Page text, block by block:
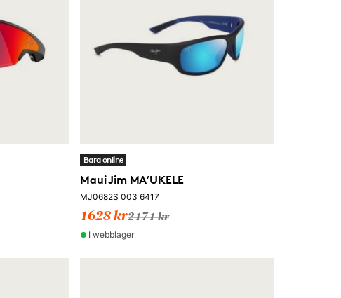
Bara online
Maui Jim MA‘UKELE
MJ0682S 003 6417
1628 kr2171 kr
I webblager